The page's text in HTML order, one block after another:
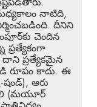
నాటిది,
దీనిని
చెందిన
ప్రత్యేకమైన
రూపం కాదు. ఈ
ఆరు
(మయూర్